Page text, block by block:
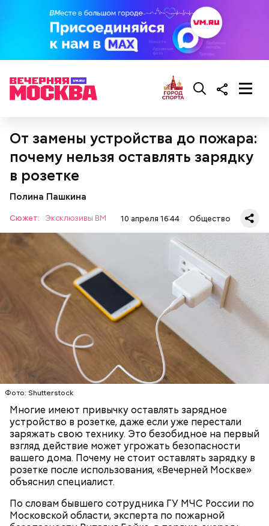
От замены устройства до пожара:
почему нельзя оставлять зарядку
в розетке
Полина Пашкина
Сюжет: Эксклюзивы ВМ 10 апреля 16:44 Общество
Фото: Shutterstock
Многие имеют привычку оставлять зарядное
устройство в розетке, даже если уже перестали
заряжать свою технику. Это безобидное на первый
взгляд действие может угрожать безопасности
вашего дома. Почему не стоит оставлять зарядку в
розетке после использования, «Вечерней Москве»
объяснил специалист.
По словам бывшего сотрудника ГУ МЧС России по
Московской области, эксперта по пожарной
— Затем достать подпекшийся до темного цвета
перец с углей и переложить его в пакет, чтобы
кожица стала мягкой. После необходимо снять эту
кожицу с овоща и нарезать. Далее готовые лук,
баклажан и кабачок разрезать пополам, а помидор
— на крупные дольки, — рассказал собеседник
Для заправки нужно мелко нарезать чеснок и
смешать его с уксусом, оливковым маслом, сахаром
и нарезанной веточкой тархуна.
Диетолог Соломатина объяснила,
— Из указанных мною объемов у вас должно
получиться три кулича среднего размера. Выпекать
их нужно при температуре 180 градусов около 40
минут.
Глазурь